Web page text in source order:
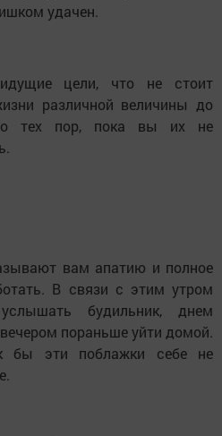
удачен.
цели, что не стоит
различной величины до
тех пор, пока вы их не
вам апатию и полное
В связи с этим утром
будильник, днем
пораньше уйти домой.
бы эти поблажки себе не